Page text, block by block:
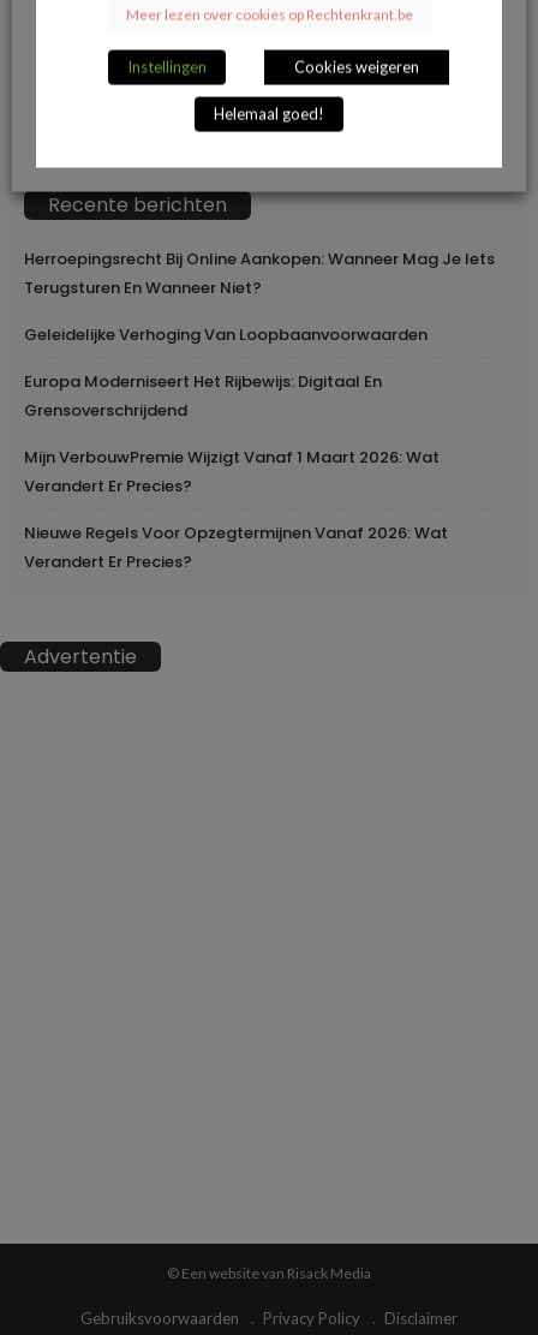
Volg ons op Facebook en blijf op de hoogte
van de juridische actualiteit.
Recente berichten
Herroepingsrecht Bij Online Aankopen: Wanneer Mag Je Iets
Terugsturen En Wanneer Niet?
Geleidelijke Verhoging Van Loopbaanvoorwaarden
Europa Moderniseert Het Rijbewijs: Digitaal En
Grensoverschrijdend
Mijn VerbouwPremie Wijzigt Vanaf 1 Maart 2026: Wat
Verandert Er Precies?
Nieuwe Regels Voor Opzegtermijnen Vanaf 2026: Wat
Verandert Er Precies?
Advertentie
© Een website van Risack Media
Gebruiksvoorwaarden Privacy Policy Disclaimer
Meer lezen over cookies op Rechtenkrant.be
Instellingen Cookies weigeren
Helemaal goed!